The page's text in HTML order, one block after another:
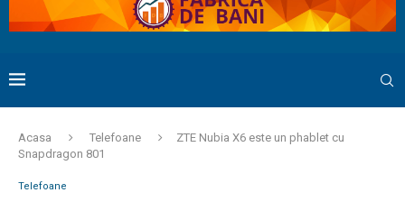
Acasa Telefoane
ZTE Nubia X6 este un phablet cu
Snapdragon 801
Telefoane